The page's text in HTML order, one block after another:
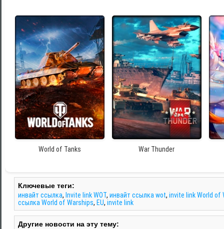
World of Tanks War Thunder
Ключевые теги:
инвайт ссылка, Invite link WOT, инвайт ссылка wot, invite link World of
ссылка World of Warships, EU, invite link
Другие новости на эту тему: